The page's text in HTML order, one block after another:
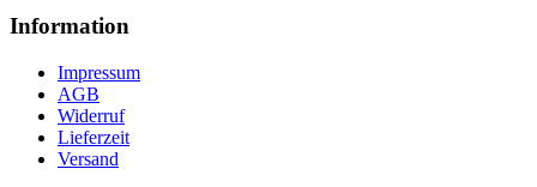
Information
Impressum
AGB
Widerruf
Lieferzeit
Versand